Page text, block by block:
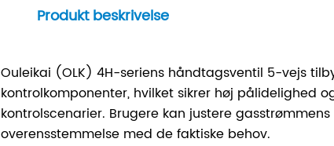
Produkt beskrivelse
Ouleikai (OLK) 4H-seriens håndtagsventil 5-vejs
kontrolkomponenter, hvilket sikrer høj
kontrolscenarier. Brugere kan justere
overensstemmelse med de faktiske behov.